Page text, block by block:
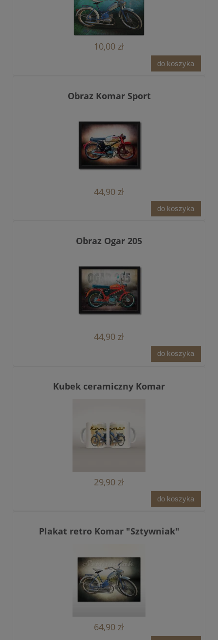
10,00 zł
do koszyka
Obraz Komar Sport
44,90 zł
do koszyka
Obraz Ogar 205
44,90 zł
do koszyka
Kubek ceramiczny Komar
29,90 zł
do koszyka
Plakat retro Komar "Sztywniak"
64,90 zł